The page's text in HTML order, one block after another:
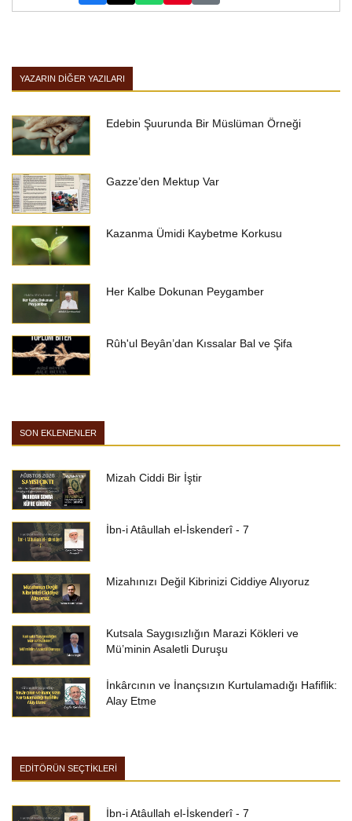
YAZARIN DIĞER YAZILARI
Edebin Şuurunda Bir Müslüman Örneği
Gazze’den Mektup Var
Kazanma Ümidi Kaybetme Korkusu
Her Kalbe Dokunan Peygamber
Rûh'ul Beyân’dan Kıssalar Bal ve Şifa
SON EKLENENLER
Mizah Ciddi Bir İştir
İbn-i Atâullah el-İskenderî - 7
Mizahınızı Değil Kibrinizi Ciddiye Alıyoruz
Kutsala Saygısızlığın Marazi Kökleri ve
Mü’minin Asaletli Duruşu
İnkârcının ve İnançsızın Kurtulamadığı Hafiflik:
Alay Etme
EDİTÖRÜN SEÇTİKLERİ
İbn-i Atâullah el-İskenderî - 7